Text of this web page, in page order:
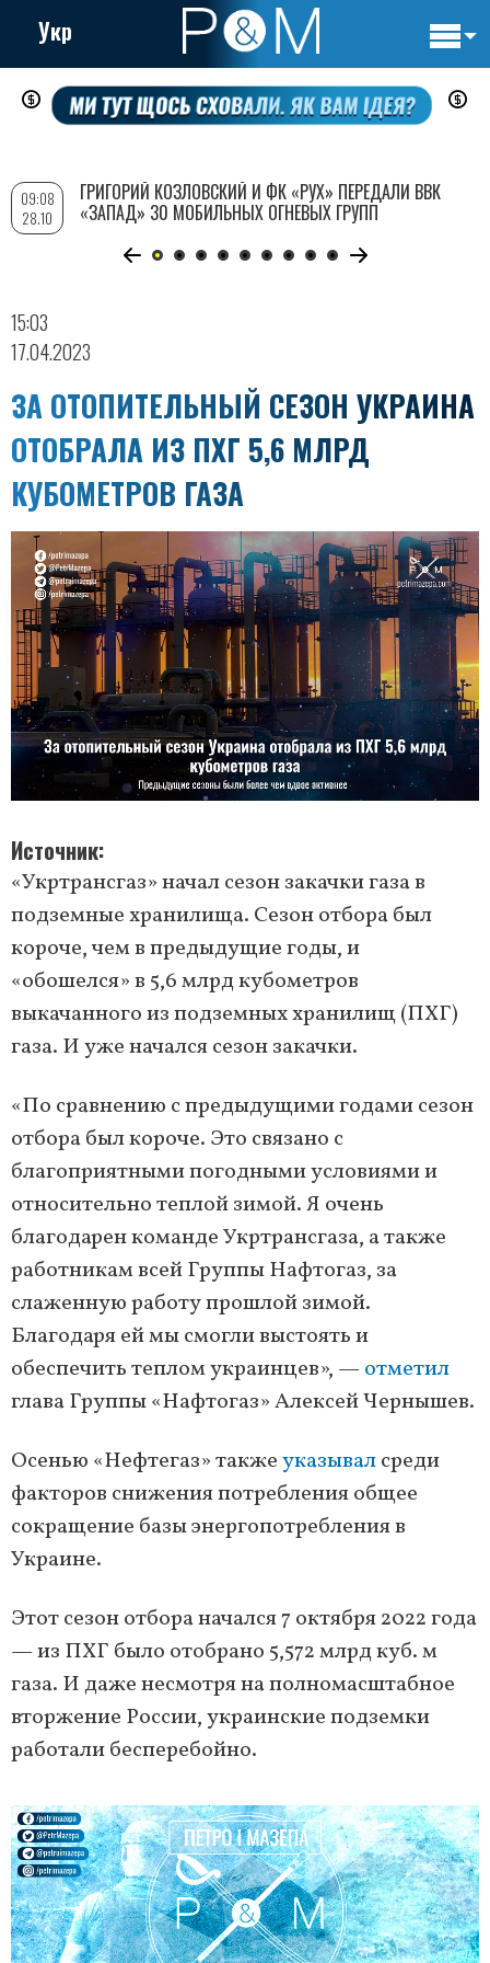
Перейти
содержанию
Укр
15:03
17.04.2023
ЗА ОТОПИТЕЛЬНЫЙ СЕЗОН УКРАИНА
ОТОБРАЛА ИЗ ПХГ 5,6 МЛРД
КУБОМЕТРОВ ГАЗА
Источник
«Укртрансгаз» начал сезон закачки газа в
подземные хранилища. Сезон отбора был
короче, чем в предыдущие годы, и
«обошелся» в 5,6 млрд кубометров
выкачанного из подземных хранилищ (ПХГ)
газа. И уже начался сезон закачки.
«По сравнению с предыдущими годами сезон
отбора был короче. Это связано с
благоприятными погодными условиями и
относительно теплой зимой. Я очень
благодарен команде Укртрансгаза, а также
работникам всей Группы Нафтогаз, за
слаженную работу прошлой зимой.
Благодаря ей мы смогли выстоять и
обеспечить теплом украинцев», —отметил
глава Группы «Нафтогаз» Алексей Чернышев.
Осенью «Нефтегаз» такжеуказывалсреди
факторов снижения потребления общее
сокращение базы энергопотребления в
Украине.
Этот сезон отбора начался 7 октября 2022 года
— из ПХГ было отобрано 5,572 млрд куб. м
газа. И даже несмотря на полномасштабное
вторжение России, украинские подземки
работали бесперебойно.
09:08
28.10
ГРИГОРИЙ КОЗЛОВСКИЙ И ФК «РУХ» ПЕРЕДАЛИ ВВК
«ЗАПАД» 30 МОБИЛЬНЫХ ОГНЕВЫХ ГРУПП